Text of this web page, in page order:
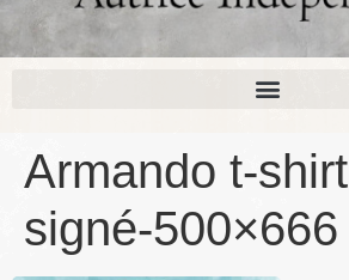
Armando t-shirt
signé-500×666